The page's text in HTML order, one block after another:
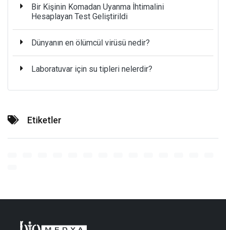
Bir Kişinin Komadan Uyanma İhtimalini
Hesaplayan Test Geliştirildi
Dünyanın en ölümcül virüsü nedir?
Laboratuvar için su tipleri nelerdir?
Etiketler